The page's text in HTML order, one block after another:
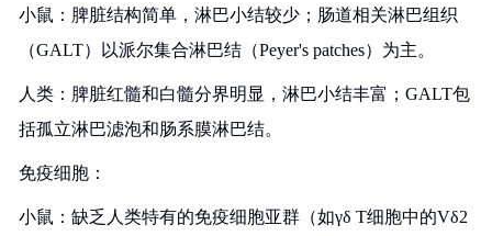
小鼠：脾脏结构简单，淋巴小结较少；肠道相关淋巴组织
（GALT）以派尔集合淋巴结（Peyer's patches）为主。
人类：脾脏红髓和白髓分界明显，淋巴小结丰富；GALT包
括孤立淋巴滤泡和肠系膜淋巴结。
免疫细胞：
小鼠：缺乏人类特有的免疫细胞亚群（如γδ T细胞中的Vδ2